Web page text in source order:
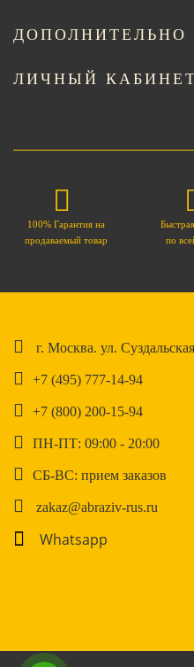
ДОПОЛНИТЕЛЬНО
ЛИЧНЫЙ КАБИНЕТ
100% Гарантия на
продаваемый товар
по
г. Москва. ул.
+7 (495) 777-14-94
+7 (800) 200-15-94
ПН-ПТ: 09:00 - 20:00
СБ-ВС: прием заказов
zakaz@abraziv-rus.ru
Whatsapp